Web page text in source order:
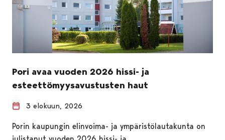
Pori avaa vuoden 2026 hissi- ja
esteettömyysavustusten haut
3 elokuun, 2026
Porin kaupungin elinvoima- ja ympäristölautakunta on